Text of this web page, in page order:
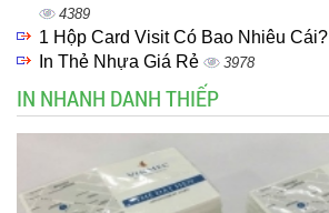
4389
1 Hộp Card Visit Có Bao Nhiêu Cái?
In Thẻ Nhựa Giá Rẻ 3978
IN NHANH DANH THIẾP